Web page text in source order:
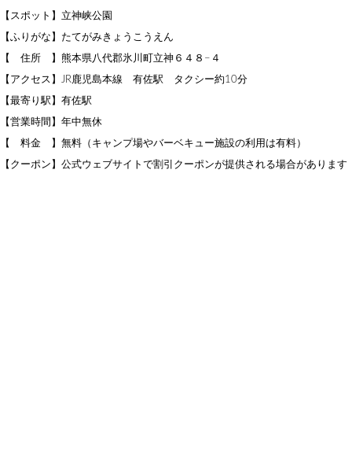
【スポット】立神峡公園
【ふりがな】たてがみきょうこうえん
【 住所 】熊本県八代郡氷川町立神６４８−４
【アクセス】JR鹿児島本線 有佐駅 タクシー約10分
【最寄り駅】有佐駅
【営業時間】年中無休
【 料金 】無料（キャンプ場やバーベキュー施設の利用は有料）
【クーポン】公式ウェブサイトで割引クーポンが提供される場合があります